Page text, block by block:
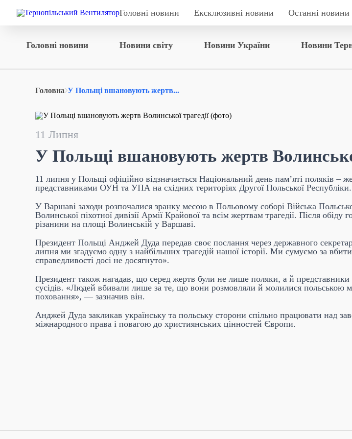
Головні новини Ексклюзивні новини Останні новини
Головні новини Новини світу Новини України Новини
Головна У Польщі вшановують жертв...
11 Липня
У Польщі вшановують жертв
11 липня у Польщі офіційно відзначається Національний день пам’яті поляків –
представниками ОУН та УПА на східних територіях Другої Польської Республіки.
У Варшаві заходи розпочалися зранку месою в Польовому соборі Війська
Волинської піхотної дивізії Армії Крайової та всім жертвам трагедії. Після
різанини на площі Волинській у Варшаві.
Президент Польщі Анджей Дуда передав своє послання через державного
липня ми згадуємо одну з найбільших трагедій нашої історії. Ми сумуємо за
справедливості досі не досягнуто».
Президент також нагадав, що серед жертв були не лише поляки, а й представники
сусідів. «Людей вбивали лише за те, що вони розмовляли й молилися польською
поховання», — зазначив він.
Анджей Дуда закликав українську та польську сторони спільно працювати над
міжнародного права і повагою до християнських цінностей Європи.